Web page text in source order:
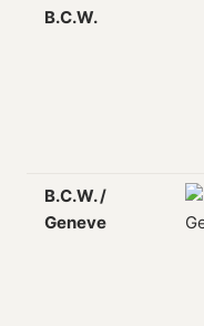
B.C.W.
B.C.W. /
Geneve